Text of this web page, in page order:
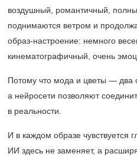
воздушный, романтичный,
поднимаются ветром и
образ-настроение: немного
кинематографичный, очень
Потому что мода и цветы — два
а нейросети позволяют
в реальности.
И в каждом образе чувствуется
ИИ здесь не заменяет, а